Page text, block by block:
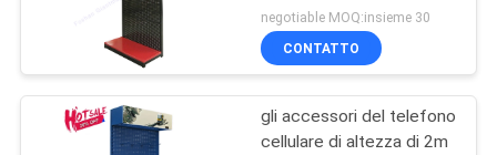
CONTATTICI
NOTIZIE
della vendita al dettaglio
negotiable MOQ:insieme 30
CONTATTO
gli accessori del telefono
cellulare di altezza di 2m